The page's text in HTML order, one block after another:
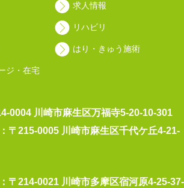
求人情報
リハビリ
はり・きゅう施術
ジ・在宅
0004 川崎市麻生区万福寺5-20-10-301
〒215-0005 川崎市麻生区千代ケ丘4-21-
〒214-0021 川崎市多摩区宿河原4-25-37-